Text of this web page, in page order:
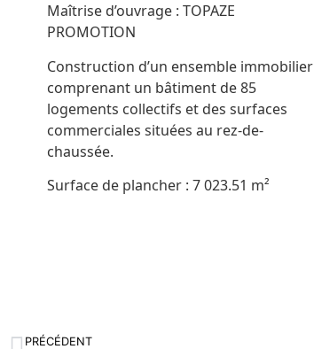
Maîtrise d’ouvrage : TOPAZE
PROMOTION
Construction d’un ensemble immobilier
comprenant un bâtiment de 85
logements collectifs et des surfaces
commerciales situées au rez-de-
chaussée.
Surface de plancher : 7 023.51 m²
PRÉCÉDENT